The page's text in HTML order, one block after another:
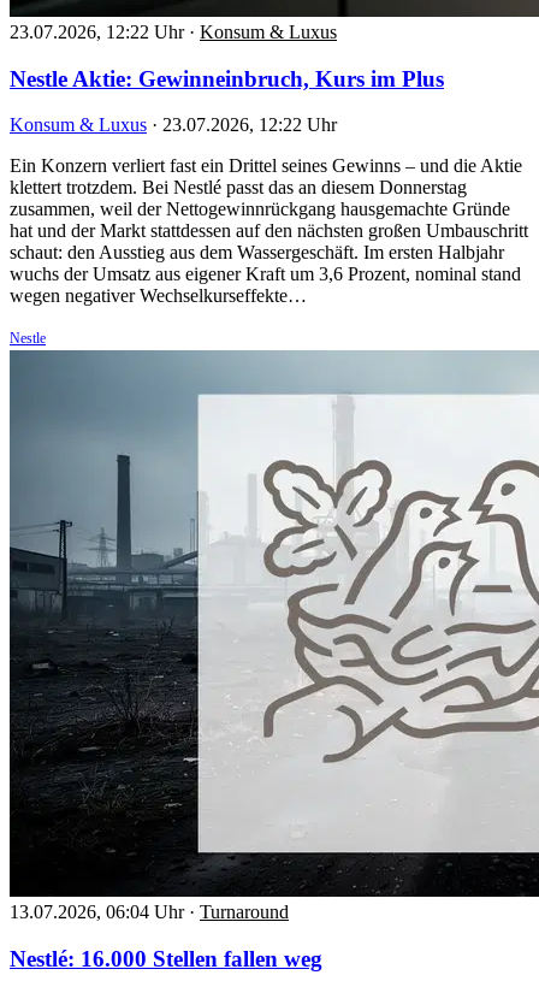
23.07.2026, 12:22 Uhr · Konsum & Luxus
Nestle Aktie: Gewinneinbruch, Kurs im Plus
Konsum & Luxus · 23.07.2026, 12:22 Uhr
Ein Konzern verliert fast ein Drittel seines Gewinns – und die Aktie
klettert trotzdem. Bei Nestlé passt das an diesem Donnerstag
zusammen, weil der Nettogewinnrückgang hausgemachte Gründe
hat und der Markt stattdessen auf den nächsten großen Umbauschritt
schaut: den Ausstieg aus dem Wassergeschäft. Im ersten Halbjahr
wuchs der Umsatz aus eigener Kraft um 3,6 Prozent, nominal stand
wegen negativer Wechselkurseffekte…
Nestle
13.07.2026, 06:04 Uhr · Turnaround
Nestlé: 16.000 Stellen fallen weg